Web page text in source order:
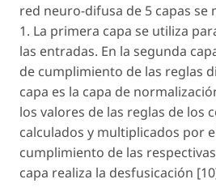
red neuro-difusa de 5 capas se
1. La primera capa se utiliza
las entradas. En la segunda
de cumplimiento de las reglas
capa es la capa de
los valores de las reglas de los
calculados y multiplicados por
cumplimiento de las
capa realiza la desfusicación